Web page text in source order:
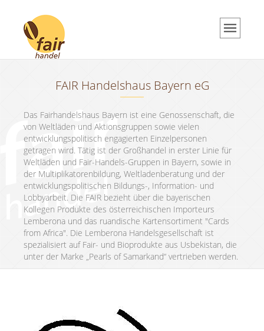
Team
Beratung
Münster Produkte
Aktuelles
Aktuelles
Aktuelle Termine
Grundkurs Weltladen
downloads
Newsletter
Handelspartner
FAIR Handelshaus Bayern eG
Das Fairhandelshaus Bayern ist eine Genossenschaft, die
von Weltläden und Aktionsgruppen sowie vielen
entwicklungspolitisch engagierten Einzelpersonen
getragen wird. Tätig ist der Großhandel in erster Linie für
Weltläden und Fair-Handels-Gruppen in Bayern, sowie in
der Multiplikatorenbildung, Weltladenberatung und der
entwicklungspolitischen Bildungs-, Information- und
Lobbyarbeit. Die FAIR bezieht über die bayerischen
Kollegen Produkte des österreichischen Importeurs
Lemberona und das ruandische Kartensortiment "Cards
from Africa". Die Lemberona Handelsgesellschaft ist
spezialisiert auf Fair- und Bioprodukte aus Usbekistan, die
unter der Marke „Pearls of Samarkand“ vertrieben werden.